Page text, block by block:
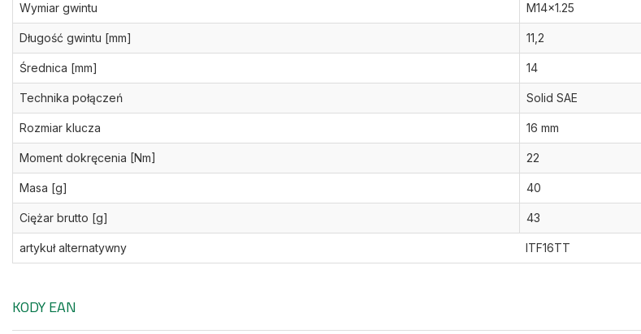
Wymiar gwintu M14x1.25
Długość gwintu [mm] 11,2
Średnica [mm] 14
Technika połączeń Solid SAE
Rozmiar klucza 16 mm
Moment dokręcenia [Nm] 22
Masa [g] 40
Ciężar brutto [g] 43
artykuł alternatywny ITF16TT
KODY EAN